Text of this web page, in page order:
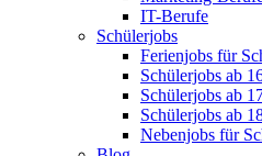
IT-Berufe
Schülerjobs
Ferienjobs für
Schülerjobs ab
Schülerjobs ab
Schülerjobs ab
Nebenjobs für